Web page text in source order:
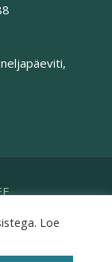
Mastercard ·
Loe